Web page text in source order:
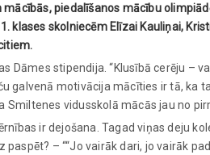
piedalīšanos mācību
klases skolniecēm Elīzai Kauliņai,
Dāmes stipendija. “Klusībā cerēju
galvenā motivācija mācīties ir tā, ka
Smiltenes vidusskolā mācās jau no
ir dejošana. Tagad viņas deju
– ““Jo vairāk dari, jo vairāk